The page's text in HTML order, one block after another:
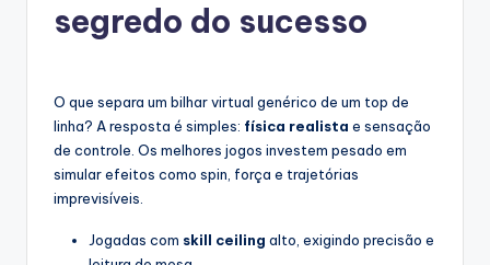
segredo do sucesso
O que separa um bilhar virtual genérico de um top de
linha? A resposta é simples: física realista e sensação
de controle. Os melhores jogos investem pesado em
simular efeitos como spin, força e trajetórias
imprevisíveis.
Jogadas com skill ceiling alto, exigindo precisão e